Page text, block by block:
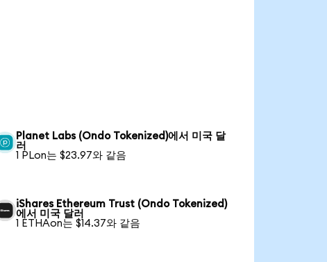
Planet Labs (Ondo Tokenized)에서 미국 달
러
1 PLon는 $23.97와 같음
iShares Ethereum Trust (Ondo Tokenized)
에서 미국 달러
1 ETHAon는 $14.37와 같음